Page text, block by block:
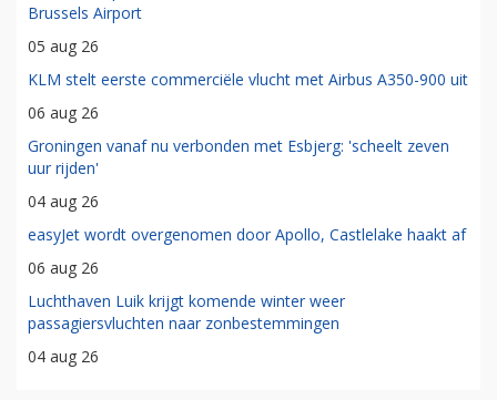
Brussels Airport
05 aug 26
KLM stelt eerste commerciële vlucht met Airbus A350-900 uit
06 aug 26
Groningen vanaf nu verbonden met Esbjerg: 'scheelt zeven
uur rijden'
04 aug 26
easyJet wordt overgenomen door Apollo, Castlelake haakt af
06 aug 26
Luchthaven Luik krijgt komende winter weer
passagiersvluchten naar zonbestemmingen
04 aug 26